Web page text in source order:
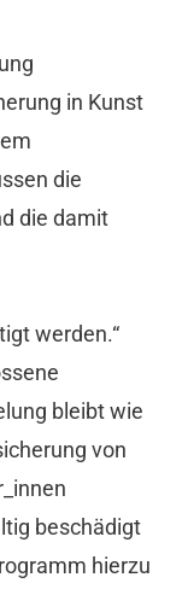
in Kunst
die
die damit
werden.“
bleibt wie
von
beschädigt
hierzu